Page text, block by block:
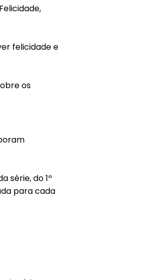
felicidade e
os
série, do 1º
para cada